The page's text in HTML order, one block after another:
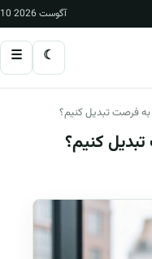
10 آگوست 2026
☾
☰
فرصت تبدیل کنیم؟
کنیم؟